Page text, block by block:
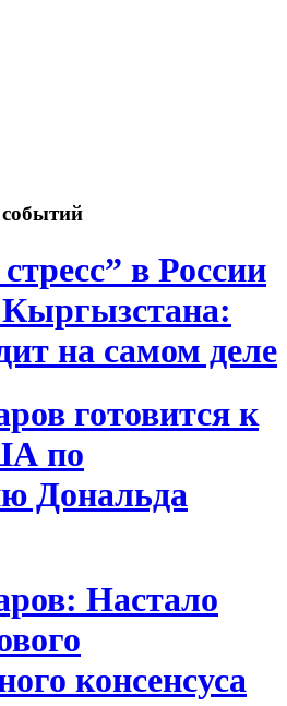
в России
на самом деле
готовится к
по
Дональда
Настало
консенсуса